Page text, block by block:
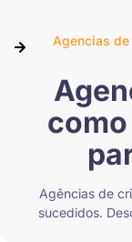
Agencias
Agências de
sucedidos.